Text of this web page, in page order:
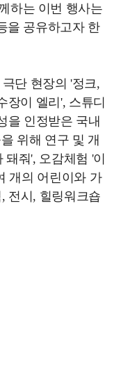
하는 이번 행사는
을 공유하고자 한
단 현장의 '정크,
장이 엘리', 스튜디
을 인정받은 국내
위해 연구 및 개
돼줘', 오감체험 '이
개의 어린이와 가
전시, 힐링워크숍